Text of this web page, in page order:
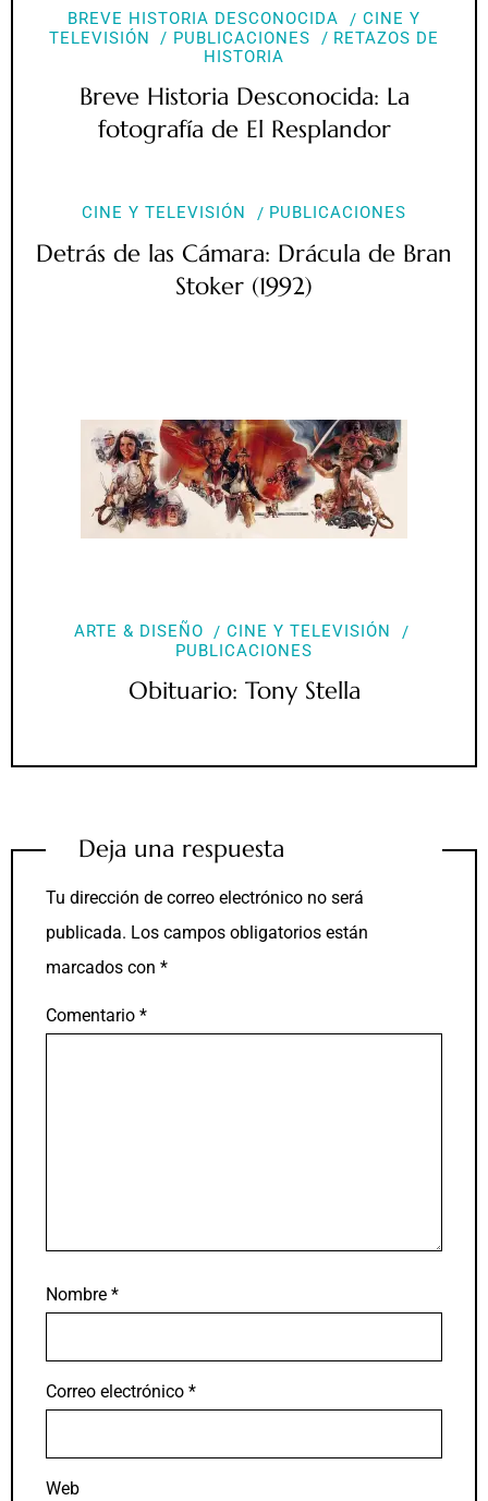
BREVE HISTORIA DESCONOCIDA
CINE Y
TELEVISIÓN
PUBLICACIONES
RETAZOS DE
HISTORIA
Breve Historia Desconocida: La
fotografía de El Resplandor
CINE Y TELEVISIÓN PUBLICACIONES
Detrás de las Cámara: Drácula de Bran
Stoker (1992)
ARTE & DISEÑO
CINE Y TELEVISIÓN
PUBLICACIONES
Obituario: Tony Stella
Deja una respuesta
Tu dirección de correo electrónico no será
publicada. Los campos obligatorios están
marcados con *
Comentario *
Nombre *
Correo electrónico *
Web